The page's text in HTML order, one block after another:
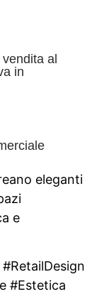
al
in
eleganti
e
#Estetica